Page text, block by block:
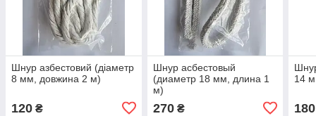
Шнур азбестовий (діаметр
8 мм, довжина 2 м)
120 ₴
Шнур асбестовый
(диаметр 18 мм, длина 1
м)
270₴
14
180